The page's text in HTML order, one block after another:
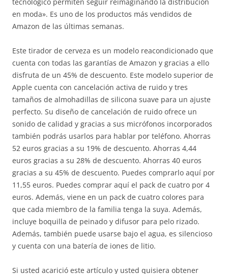
en moda». Es uno de los productos más vendidos de
Amazon de las últimas semanas.
Este tirador de cerveza es un modelo reacondicionado que
cuenta con todas las garantías de Amazon y gracias a ello
disfruta de un 45% de descuento. Este modelo superior de
Apple cuenta con cancelación activa de ruido y tres
tamaños de almohadillas de silicona suave para un ajuste
perfecto. Su diseño de cancelación de ruido ofrece un
sonido de calidad y gracias a sus micrófonos incorporados
también podrás usarlos para hablar por teléfono. Ahorras
52 euros gracias a su 19% de descuento. Ahorras 4,44
euros gracias a su 28% de descuento. Ahorras 40 euros
gracias a su 45% de descuento. Puedes comprarlo aquí por
11,55 euros. Puedes comprar aquí el pack de cuatro por 4
euros. Además, viene en un pack de cuatro colores para
que cada miembro de la familia tenga la suya. Además,
incluye boquilla de peinado y difusor para pelo rizado.
Además, también puede usarse bajo el agua, es silencioso
y cuenta con una batería de iones de litio.
Si usted acarició este artículo y usted quisiera obtener